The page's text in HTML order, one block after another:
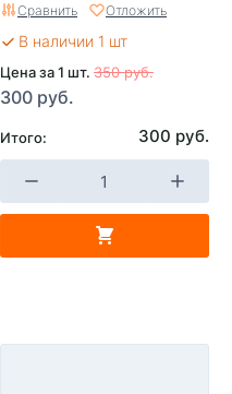
Сравнить Отложить
В наличии 1 шт
Цена за 1 шт. 350 руб.
300 руб.
Итого: 300 руб.